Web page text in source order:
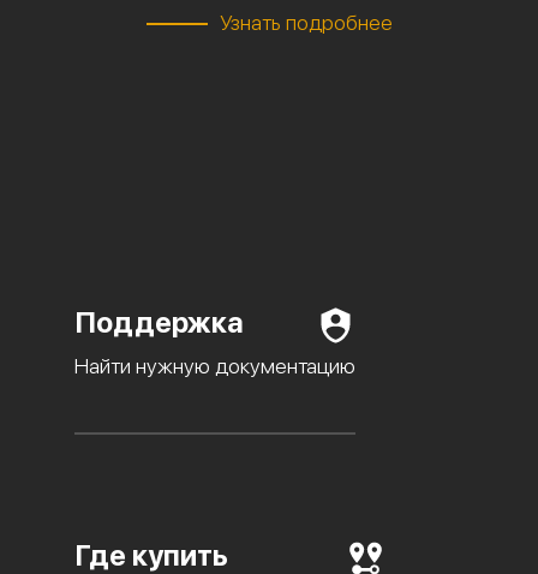
Узнать подробнее
Поддержка
Найти нужную документацию
Где купить